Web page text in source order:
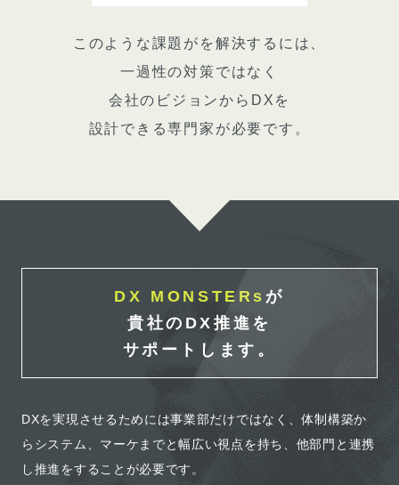
このような課題がを解決するには、
一過性の対策ではなく
会社のビジョンからDXを
設計できる専門家が必要です。
DX MONSTERs が
貴社のDX推進を
サポートします。
DXを実現させるためには事業部だけではなく、体制構築か
らシステム、マーケまでと幅広い視点を持ち、他部門と連携
し推進をすることが必要です。